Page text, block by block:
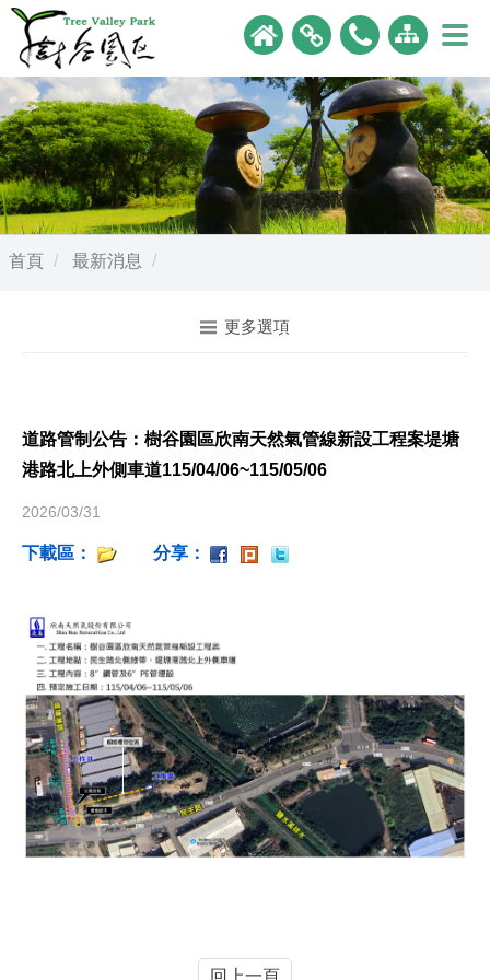
首頁 最新消息
更多選項
道路管制公告：樹谷園區欣南天然氣管線新設工程案堤塘
港路北上外側車道115/04/06~115/05/06
2026/03/31
下載區： 分享：